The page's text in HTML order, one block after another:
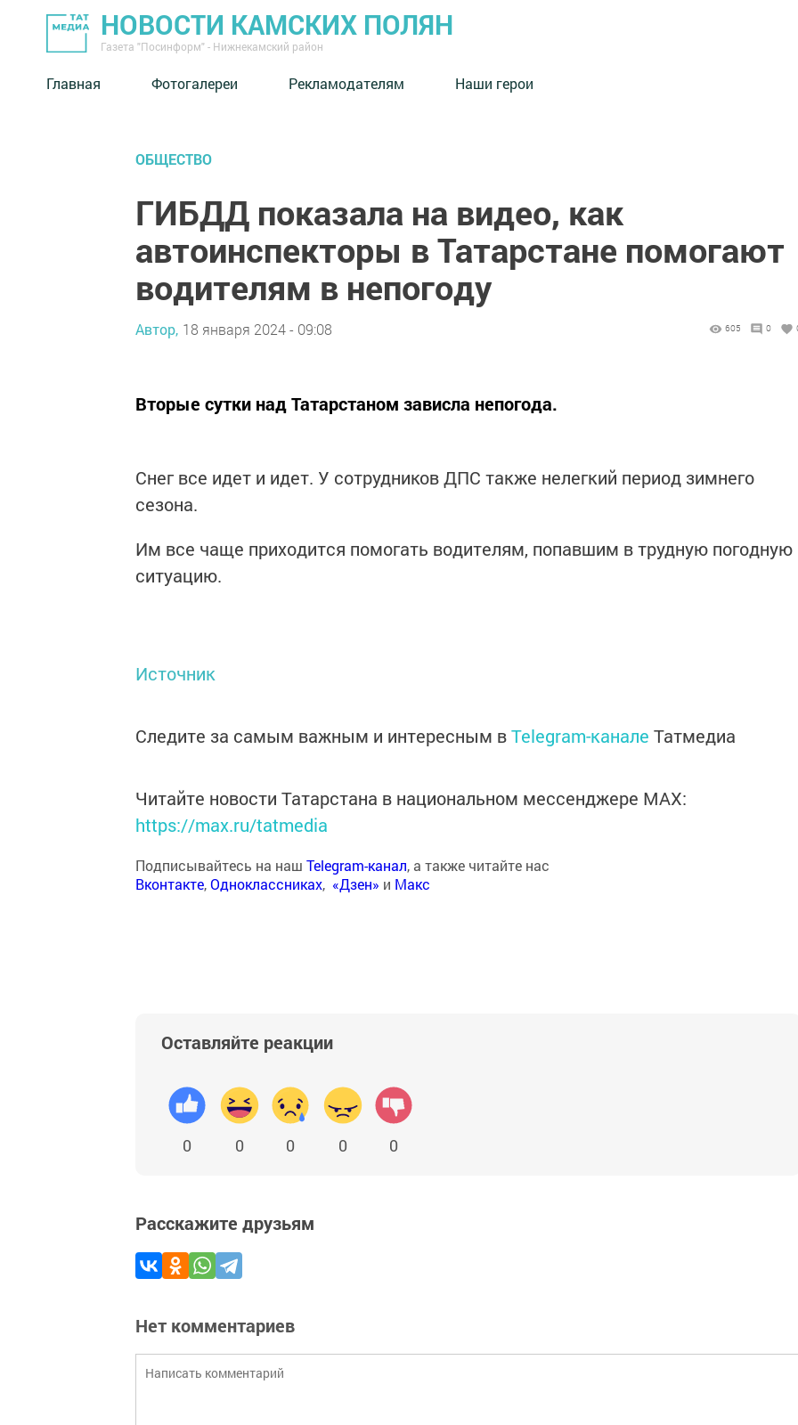
НОВОСТИ КАМСКИХ ПОЛЯН
Газета "Посинформ" - Нижнекамский район
Главная Фотогалереи Рекламодателям Наши герои
ОБЩЕСТВО
ГИБДД показала на видео, как
автоинспекторы в Татарстане помогают
водителям в непогоду
Автор, 18 января 2024 - 09:08 605 0
Вторые сутки над Татарстаном зависла непогода.
Снег все идет и идет. У сотрудников ДПС также нелегкий период зимнего
сезона.
Им все чаще приходится помогать водителям, попавшим в трудную погодную
ситуацию.
Источник
Следите за самым важным и интересным вTelegram-канале Татмедиа
Читайте новости Татарстана в национальном мессенджере MАХ:
https://max.ru/tatmedia
Подписывайтесь на наш Telegram-канал, а также читайте нас
Вконтакте,Одноклассниках, «Дзен» и Макс
Оставляйте реакции
0 0 0 0 0
Расскажите друзьям
Нет комментариев